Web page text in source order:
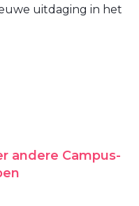
uitdaging in het
andere Campus-